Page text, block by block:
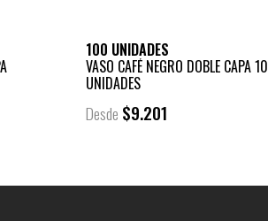
100 UNIDADES
VASO CAFÉ NEGRO DOBLE CAPA
UNIDADES
Desde $9.201